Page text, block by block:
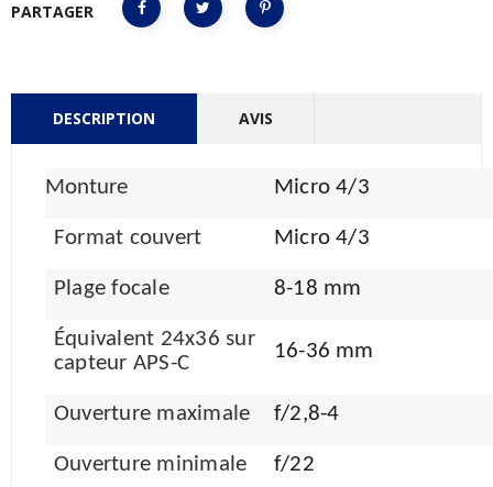
PARTAGER
DESCRIPTION AVIS
Monture Micro 4/3
Format couvert Micro 4/3
Plage focale 8-18 mm
Équivalent 24x36 sur
capteur APS-C
16-36 mm
Ouverture maximale f/2,8-4
Ouverture minimale f/22